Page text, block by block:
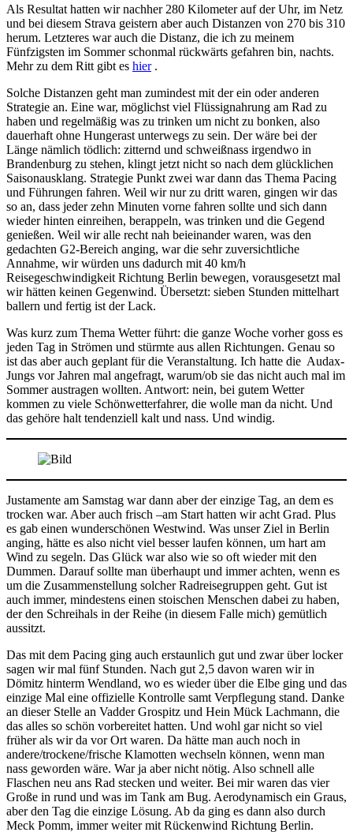
Als Resultat hatten wir nachher 280 Kilometer auf der Uhr, im Netz
und bei diesem Strava geistern aber auch Distanzen von 270 bis 310
herum. Letzteres war auch die Distanz, die ich zu meinem
Fünfzigsten im Sommer schonmal rückwärts gefahren bin, nachts.
Mehr zu dem Ritt gibt es hier.
Solche Distanzen geht man zumindest mit der ein oder anderen
Strategie an. Eine war, möglichst viel Flüssignahrung am Rad zu
haben und regelmäßig was zu trinken um nicht zu bonken, also
dauerhaft ohne Hungerast unterwegs zu sein. Der wäre bei der
Länge nämlich tödlich: zitternd und schweißnass irgendwo in
Brandenburg zu stehen, klingt jetzt nicht so nach dem glücklichen
Saisonausklang. Strategie Punkt zwei war dann das Thema Pacing
und Führungen fahren. Weil wir nur zu dritt waren, gingen wir das
so an, dass jeder zehn Minuten vorne fahren sollte und sich dann
wieder hinten einreihen, berappeln, was trinken und die Gegend
genießen. Weil wir alle recht nah beieinander waren, was den
gedachten G2-Bereich anging, war die sehr zuversichtliche
Annahme, wir würden uns dadurch mit 40 km/h
Reisegeschwindigkeit Richtung Berlin bewegen, vorausgesetzt mal
wir hätten keinen Gegenwind. Übersetzt: sieben Stunden mittelhart
ballern und fertig ist der Lack.
Was kurz zum Thema Wetter führt: die ganze Woche vorher goss es
jeden Tag in Strömen und stürmte aus allen Richtungen. Genau so
ist das aber auch geplant für die Veranstaltung. Ich hatte die Audax-
Jungs vor Jahren mal angefragt, warum/ob sie das nicht auch mal im
Sommer austragen wollten. Antwort: nein, bei gutem Wetter
kommen zu viele Schönwetterfahrer, die wolle man da nicht. Und
das gehöre halt tendenziell kalt und nass. Und windig.
Justamente am Samstag war dann aber der einzige Tag, an dem es
trocken war. Aber auch frisch –am Start hatten wir acht Grad. Plus
es gab einen wunderschönen Westwind. Was unser Ziel in Berlin
anging, hätte es also nicht viel besser laufen können, um hart am
Wind zu segeln. Das Glück war also wie so oft wieder mit den
Dummen. Darauf sollte man überhaupt und immer achten, wenn es
um die Zusammenstellung solcher Radreisegruppen geht. Gut ist
auch immer, mindestens einen stoischen Menschen dabei zu haben,
der den Schreihals in der Reihe (in diesem Falle mich) gemütlich
aussitzt.
Das mit dem Pacing ging auch erstaunlich gut und zwar über locker
sagen wir mal fünf Stunden. Nach gut 2,5 davon waren wir in
Dömitz hinterm Wendland, wo es wieder über die Elbe ging und das
einzige Mal eine offizielle Kontrolle samt Verpflegung stand. Danke
an dieser Stelle an Vadder Grospitz und Hein Mück Lachmann, die
das alles so schön vorbereitet hatten. Und wohl gar nicht so viel
früher als wir da vor Ort waren. Da hätte man auch noch in
andere/trockene/frische Klamotten wechseln können, wenn man
nass geworden wäre. War ja aber nicht nötig. Also schnell alle
Flaschen neu ans Rad stecken und weiter. Bei mir waren das vier
Große in rund und was im Tank am Bug. Aerodynamisch ein Graus,
aber den Tag die einzige Lösung. Ab da ging es dann also durch
Meck Pomm, immer weiter mit Rückenwind Richtung Berlin.